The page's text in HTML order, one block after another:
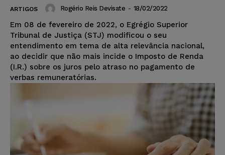
ARTIGOS Rogério Reis Devisate - 18/02/2022
Em 08 de fevereiro de 2022, o Egrégio Superior
Tribunal de Justiça (STJ) modificou o seu
entendimento em tema de alta relevância nacional,
ao decidir que não mais incide o Imposto de Renda
(I.R.) sobre os juros pelo atraso no pagamento de
verbas remuneratórias.